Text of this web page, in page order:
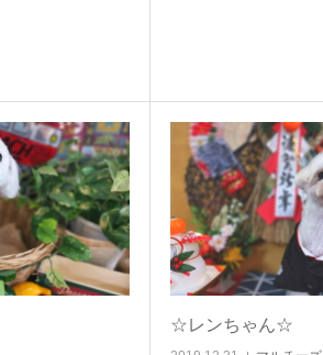
☆レンちゃん☆